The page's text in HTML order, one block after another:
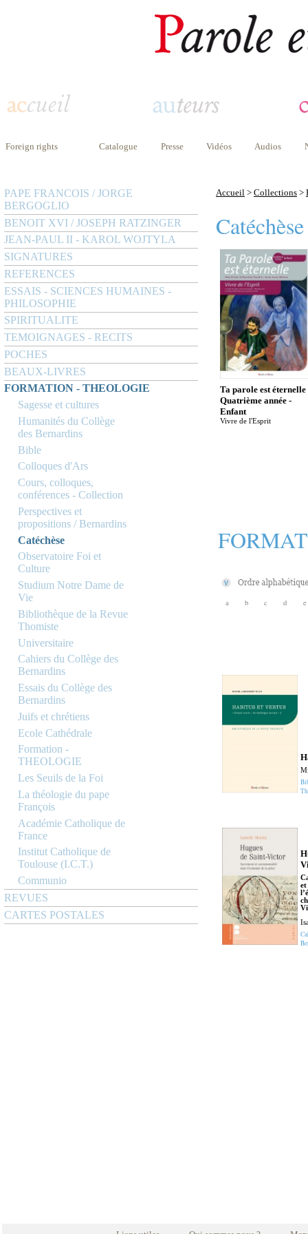
Foreign rights Catalogue Presse Vidéos Audios
PAPE FRANCOIS / JORGE
BERGOGLIO
BENOIT XVI / JOSEPH RATZINGER
JEAN-PAUL II - KAROL WOJTYLA
SIGNATURES
REFERENCES
ESSAIS - SCIENCES HUMAINES -
PHILOSOPHIE
SPIRITUALITE
TEMOIGNAGES - RECITS
POCHES
BEAUX-LIVRES
FORMATION - THEOLOGIE
Sagesse et cultures
Humanités du Collège
des Bernardins
Bible
Colloques d'Ars
Cours, colloques,
conférences - Collection
Perspectives et
propositions / Bernardins
Catéchèse
Observatoire Foi et
Culture
Studium Notre Dame de
Vie
Bibliothèque de la Revue
Thomiste
Universitaire
Cahiers du Collège des
Bernardins
Essais du Collège des
Bernardins
Juifs et chrétiens
Ecole Cathédrale
Formation -
THEOLOGIE
Les Seuils de la Foi
La théologie du pape
François
Académie Catholique de
France
Institut Catholique de
Toulouse (I.C.T.)
Communio
REVUES
CARTES POSTALES
Accueil > Collections >
Catéchèse
Ta parole est éternelle
Quatrième année -
Enfant
Vivre de l'Esprit
a b c d e
et